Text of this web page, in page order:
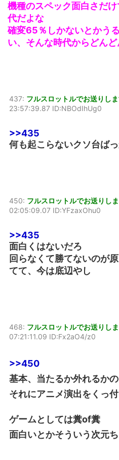
機種のスペック面白さだ
代だよな
確変65％しかないとかう
い、そんな時代からどん
437: フルスロットルでお送りし
23:57:39.87 ID:NBOdIhUg0
>>435
何も起こらないクソ台ば
450: フルスロットルでお送りし
02:05:09.07 ID:YFzaxOhu0
>>435
面白くはないだろ
回らなくて勝てないのが
てて、今は底辺やし
468: フルスロットルでお送りし
07:21:11.09 ID:Fx2aO4/z0
>>450
基本、当たるか外れるか
それにアニメ演出をくっ
ゲームとしては糞of糞
面白いとかそういう次元ち